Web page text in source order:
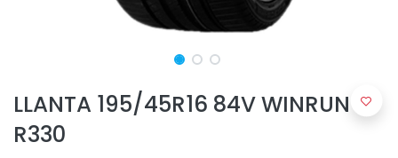
LLANTA 195/45R16 84V WINRUN
R330